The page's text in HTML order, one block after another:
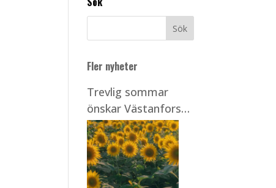
Fler nyheter
Trevlig sommar
önskar Västanfors
Stålbyggnader!